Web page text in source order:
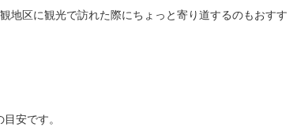
地区に観光で訪れた際にちょっと寄り道するのもおすす
安です。